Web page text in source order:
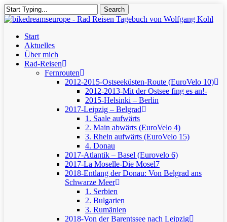
Skip
to
content
Search
Close
Menu
Start
Aktuelles
Über mich
Rad-Reisen
Fernrouten
2012-2015-Ostseeküsten-Route (EuroVelo 10)
2012-2013-Mit der Ostsee fing es an!-
2015-Helsinki – Berlin
2017-Leipzig – Belgrad
1. Saale aufwärts
2. Main abwärts (EuroVelo 4)
3. Rhein aufwärts (EuroVelo 15)
4. Donau
2017-Atlantik – Basel (Eurovelo 6)
2017-La Moselle-Die Mosel7
2018-Entlang der Donau: Von Belgrad ans
Schwarze Meer
1. Serbien
2. Bulgarien
3. Rumänien
2018-Von der Barentssee nach Leipzig